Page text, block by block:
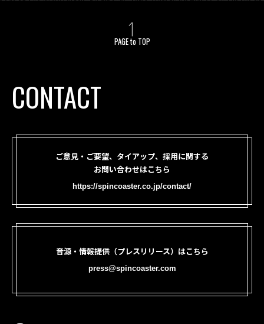
PAGE to TOP
CONTACT
ご意見・ご要望、タイアップ、採用に関する
お問い合わせはこちら
https://spincoaster.co.jp/contact/
音源・情報提供（プレスリリース）はこちら
press@spincoaster.com